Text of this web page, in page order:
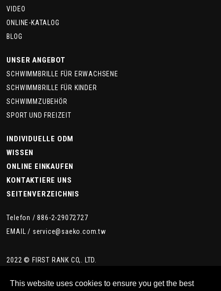
VIDEO
ONLINE-KATALOG
BLOG
UNSER ANGEBOT
SCHWIMMBRILLE FÜR ERWACHSENE
SCHWIMMBRILLE FÜR KINDER
SCHWIMMZUBEHÖR
SPORT UND FREIZEIT
INDIVIDUELLE ODM
WISSEN
ONLINE EINKAUFEN
KONTAKTIERE UNS
SEITENVERZEICHNIS
Telefon /886-2-29072727
EMAIL / service@saeko.com.tw
2022 © FIRST RANK CO,. LTD.
This website uses cookies to ensure you get the best